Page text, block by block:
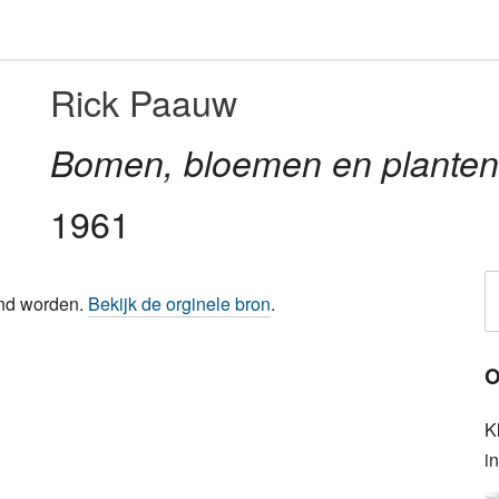
Rick Paauw
Bomen, bloemen en
1961
worden. Bekijk de orginele bron.